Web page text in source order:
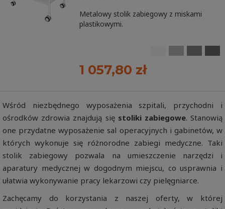
Metalowy stolik zabiegowy z miskami
plastikowymi.
1 057,80 zł
Wśród niezbędnego wyposażenia szpitali, przychodni i
ośrodków zdrowia znajdują się stoliki zabiegowe. Stanowią
one przydatne wyposażenie sal operacyjnych i gabinetów, w
których wykonuje się różnorodne zabiegi medyczne. Taki
stolik zabiegowy pozwala na umieszczenie narzędzi i
aparatury medycznej w dogodnym miejscu, co usprawnia i
ułatwia wykonywanie pracy lekarzowi czy pielęgniarce.
Zachęcamy do korzystania z naszej oferty, w której